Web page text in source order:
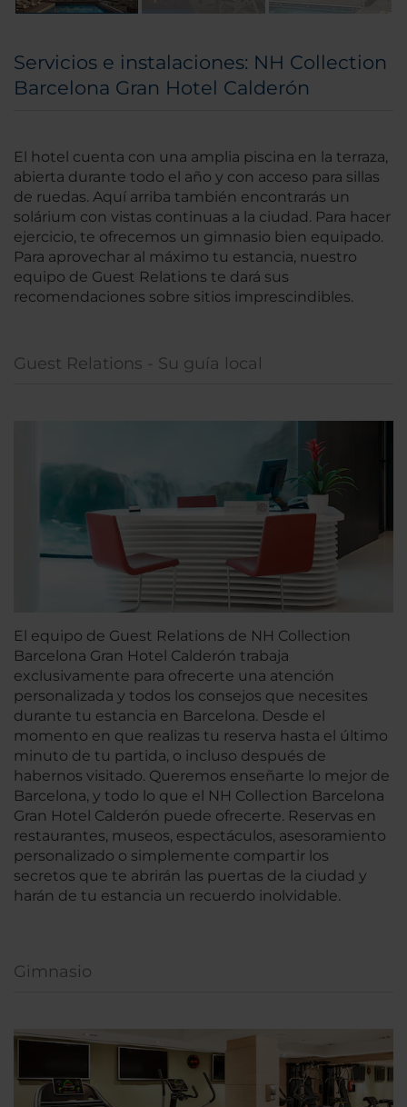
Servicios e instalaciones: NH Collection
Barcelona Gran Hotel Calderón
El hotel cuenta con una amplia piscina en la terraza,
abierta durante todo el año y con acceso para sillas
de ruedas. Aquí arriba también encontrarás un
solárium con vistas continuas a la ciudad. Para hacer
ejercicio, te ofrecemos un gimnasio bien equipado.
Para aprovechar al máximo tu estancia, nuestro
equipo de Guest Relations te dará sus
recomendaciones sobre sitios imprescindibles.
Guest Relations - Su guía local
El equipo de Guest Relations de NH Collection
Barcelona Gran Hotel Calderón trabaja
exclusivamente para ofrecerte una atención
personalizada y todos los consejos que necesites
durante tu estancia en Barcelona. Desde el
momento en que realizas tu reserva hasta el último
minuto de tu partida, o incluso después de
habernos visitado. Queremos enseñarte lo mejor de
Barcelona, y todo lo que el NH Collection Barcelona
Gran Hotel Calderón puede ofrecerte. Reservas en
restaurantes, museos, espectáculos, asesoramiento
personalizado o simplemente compartir los
secretos que te abrirán las puertas de la ciudad y
harán de tu estancia un recuerdo inolvidable.
Gimnasio